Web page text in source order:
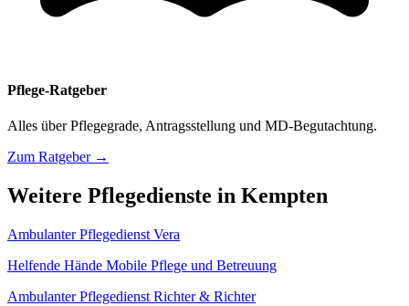
Pflege-Ratgeber
Alles über Pflegegrade, Antragsstellung und MD-Begutachtung.
Zum Ratgeber →
Weitere Pflegedienste in Kempten
Ambulanter Pflegedienst Vera
Helfende Hände Mobile Pflege und Betreuung
Ambulanter Pflegedienst Richter & Richter